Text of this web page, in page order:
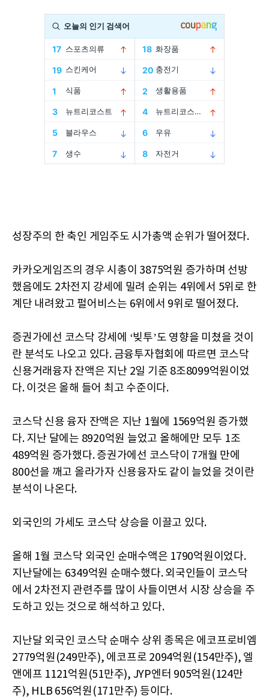
성장주의 한 축인 게임주도 시가총액 순위가 떨어졌다.
카카오게임즈의 경우 시총이 3875억원 증가하며 선방
했음에도 2차전지 강세에 밀려 순위는 4위에서 5위로 한
계단 내려왔고 펄어비스는 6위에서 9위로 떨어졌다.
증권가에선 코스닥 강세에 ‘빚투’도 영향을 미쳤을 것이
란 분석도 나오고 있다. 금융투자협회에 따르면 코스닥
신용거래융자 잔액은 지난 2일 기준 8조8099억원이었
다. 이것은 올해 들어 최고 수준이다.
코스닥 신용 융자 잔액은 지난 1월에 1569억원 증가했
다. 지난 달에는 8920억원 늘었고 올해에만 모두 1조
489억원 증가했다. 증권가에선 코스닥이 7개월 만에
800선을 깨고 올라가자 신용융자도 같이 늘었을 것이란
분석이 나온다.
외국인의 가세도 코스닥 상승을 이끌고 있다.
올해 1월 코스닥 외국인 순매수액은 1790억원이었다.
지난달에는 6349억원 순매수했다. 외국인들이 코스닥
에서 2차전지 관련주를 많이 사들이면서 시장 상승을 주
도하고 있는 것으로 해석하고 있다.
지난달 외국인 코스닥 순매수 상위 종목은 에코프로비엠
2779억원(249만주), 에코프로 2094억원(154만주), 엘
앤에프 1121억원(51만주), JYP엔터 905억원(124만
주), HLB 656억원(171만주) 등이다.